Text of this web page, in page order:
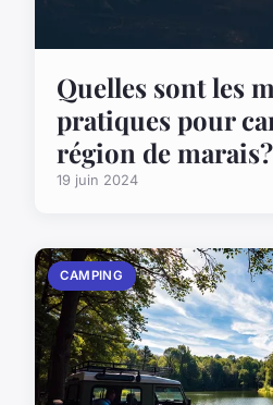
Quelles sont les
pratiques pour
région de marais?
19 juin 2024
CAMPING